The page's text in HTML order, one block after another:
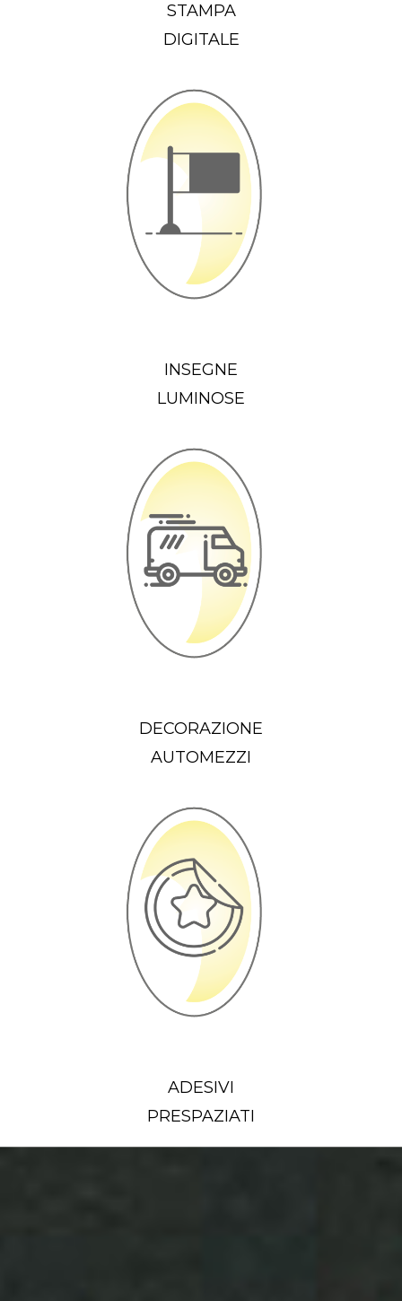
STAMPA
DIGITALE
INSEGNE
LUMINOSE
DECORAZIONE
AUTOMEZZI
ADESIVI
PRESPAZIATI